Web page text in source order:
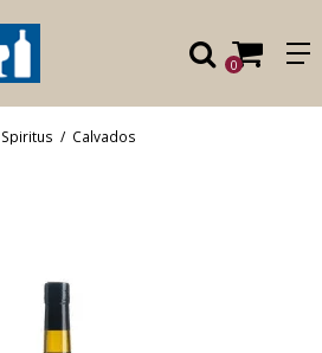
0
Spiritus / Calvados